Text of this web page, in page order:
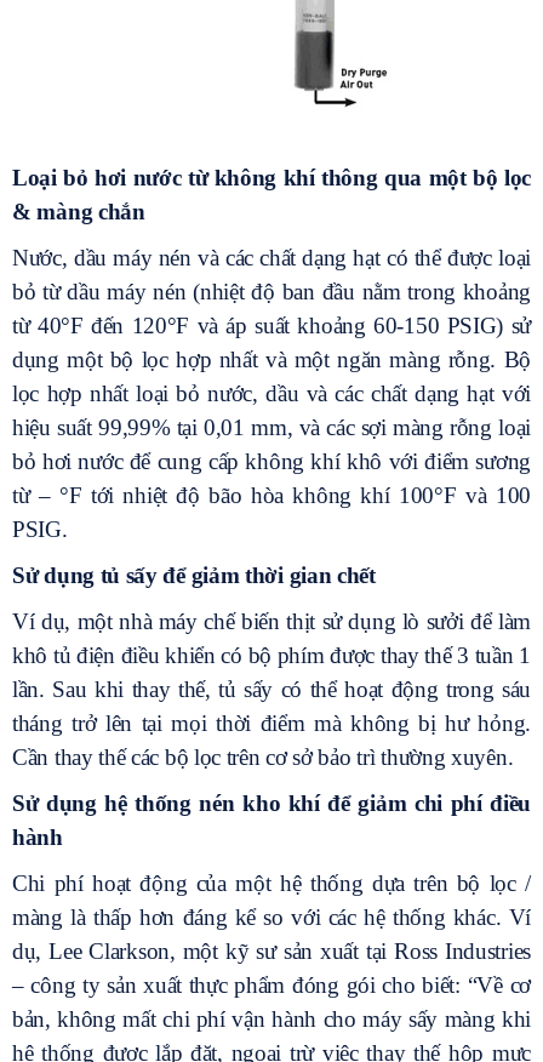
Loại bỏ hơi nước từ không khí thông qua một bộ lọc
& màng chắn
Nước, dầu máy nén và các chất dạng hạt có thể được loại
bỏ từ dầu máy nén (nhiệt độ ban đầu nằm trong khoảng
từ 40°F đến 120°F và áp suất khoảng 60-150 PSIG) sử
dụng một bộ lọc hợp nhất và một ngăn màng rỗng. Bộ
lọc hợp nhất loại bỏ nước, dầu và các chất dạng hạt với
hiệu suất 99,99% tại 0,01 mm, và các sợi màng rỗng loại
bỏ hơi nước để cung cấp không khí khô với điểm sương
từ – °F tới nhiệt độ bão hòa không khí 100°F và 100
PSIG.
Sử dụng tủ sấy để giảm thời gian chết
Ví dụ, một nhà máy chế biến thịt sử dụng lò sưởi để làm
khô tủ điện điều khiển có bộ phím được thay thế 3 tuần 1
lần. Sau khi thay thế, tủ sấy có thể hoạt động trong sáu
tháng trở lên tại mọi thời điểm mà không bị hư hỏng.
Cần thay thế các bộ lọc trên cơ sở bảo trì thường xuyên.
Sử dụng hệ thống nén kho khí để giảm chi phí điều
hành
Chi phí hoạt động của một hệ thống dựa trên bộ lọc /
màng là thấp hơn đáng kể so với các hệ thống khác. Ví
dụ, Lee Clarkson, một kỹ sư sản xuất tại Ross Industries
– công ty sản xuất thực phẩm đóng gói cho biết: “Về cơ
bản, không mất chi phí vận hành cho máy sấy màng khi
hệ thống được lắp đặt, ngoại trừ việc thay thế hộp mực